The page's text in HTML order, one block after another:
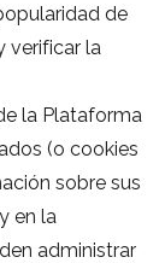
de
verificar la
la Plataforma
(o cookies
sobre sus
en la
administrar